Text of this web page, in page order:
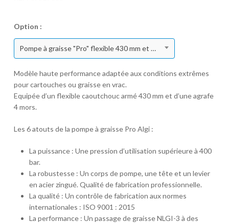
Option :
Pompe à graisse "Pro" flexible 430 mm et agrafe 4 mors
Modèle haute performance adaptée aux conditions extrêmes
pour cartouches ou graisse en vrac.
Equipée d’un flexible caoutchouc armé 430 mm et d’une agrafe
4 mors.
Les 6 atouts de la pompe à graisse Pro Algi :
La puissance : Une pression d’utilisation supérieure à 400
bar.
La robustesse : Un corps de pompe, une tête et un levier
en acier zingué. Qualité de fabrication professionnelle.
La qualité : Un contrôle de fabrication aux normes
internationales : ISO 9001 : 2015
La performance : Un passage de graisse NLGI-3 à des